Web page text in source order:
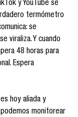
y YouTube se
termómetro
se
viraliza. Y cuando
48 horas para
Espera
hoy aliada y
podemos monitorear